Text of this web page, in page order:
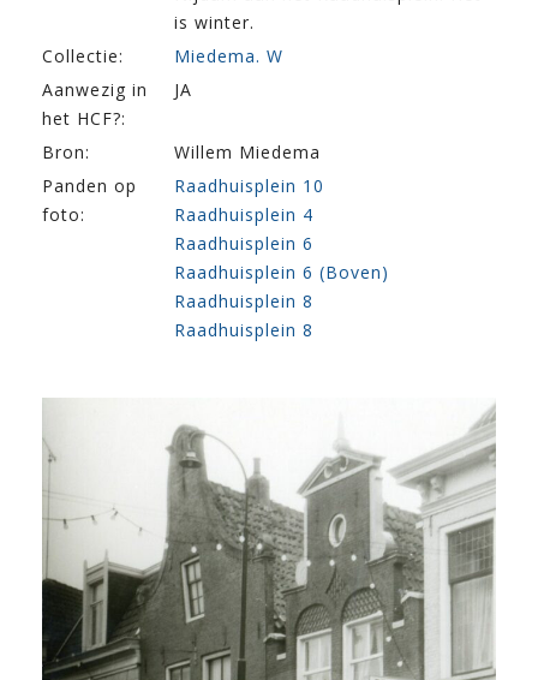
is winter.
Collectie:
Miedema. W
Aanwezig in
het HCF?:
JA
Bron:
Willem Miedema
Panden op
foto:
Raadhuisplein 10
Raadhuisplein 4
Raadhuisplein 6
Raadhuisplein 6 (Boven)
Raadhuisplein 8
Raadhuisplein 8